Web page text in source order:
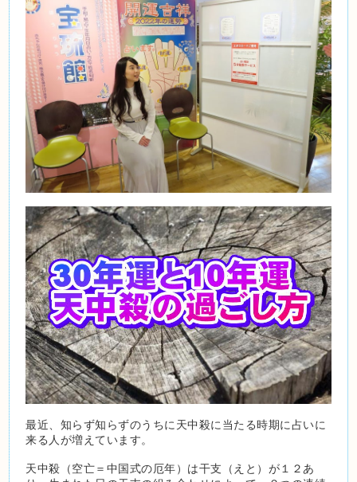
最近、知らず知らずのうちに天中殺に当たる時期に占いに
来る人が増えています。
天中殺（空亡＝中国式の厄年）は干支（えと）が１２あ